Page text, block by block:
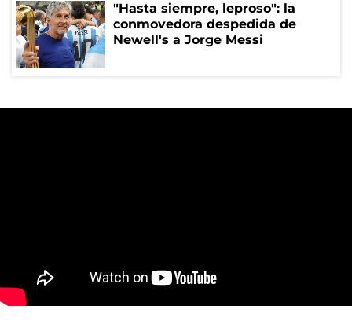
"Hasta siempre, leproso": la
conmovedora despedida de
Newell's a Jorge Messi